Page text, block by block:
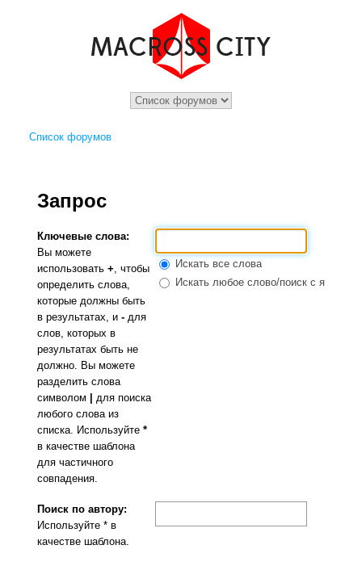
Список форумов
Запрос
Ключевые слова:
Вы можете
использовать+, чтобы
определить слова,
которые должны быть
в результатах, и- для
слов, которых в
результатах быть не
должно. Вы можете
разделить слова
символом
для поиска
любого слова из
списка. Используйте*
в качестве шаблона
для частичного
совпадения.
Искать все слова
Искать любое слово/поиск с языком
Поиск по автору:
Используйте * в
качестве шаблона.